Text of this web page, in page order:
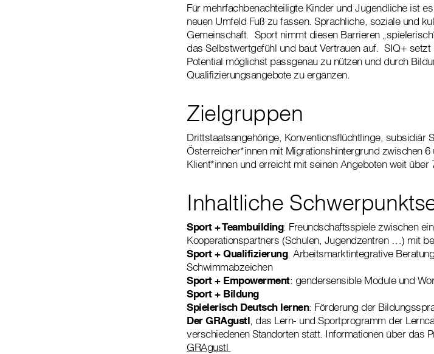
Für mehrfachbenachteiligte Kinder und Jugendliche ist
neuen Umfeld Fuß zu fassen. Sprachliche, soziale und
Gemeinschaft. Sport nimmt diesen Barrieren
das Selbstwertgefühl und baut Vertrauen auf. SIQ+
Potential möglichst passgenau zu nützen und durch
Qualifizierungsangebote zu ergänzen.
Zielgruppen
Drittstaatsangehörige, Konventionsflüchtlinge, subsidiär
Österreicher*innen mit Migrationshintergrund zwischen
Klient*innen und erreicht mit seinen Angeboten weit über
Inhaltliche
Sport + Teambuilding: Freundschaftsspiele zwischen
Kooperationspartners (Schulen, Jugendzentren …) mit
Sport + Qualifizierung. Arbeitsmarktintegrative
Schwimmabzeichen
Sport + Empowerment: gendersensible Module und
Sport + Bildung
Spielerisch Deutsch lernen: Förderung der
Der GRAgustl , das Lern- und Sportprogramm der
verschiedenen Standorten statt. Informationen über das
GRAgustl